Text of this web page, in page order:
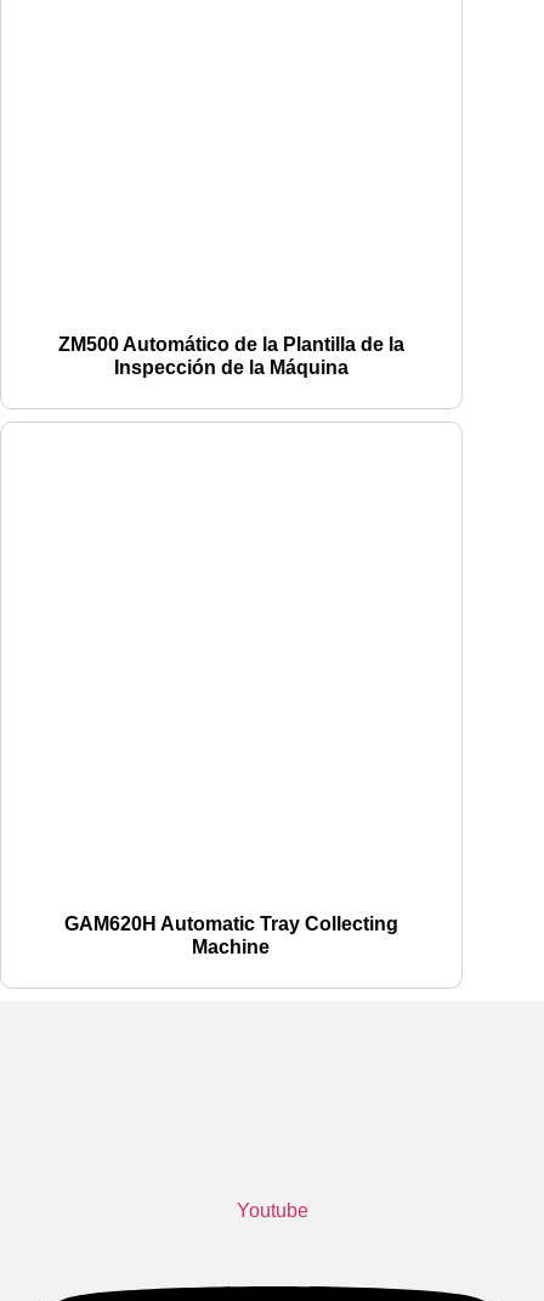
ZM500 Automático de la Plantilla de la
Inspección de la Máquina
GAM620H Automatic Tray Collecting
Machine
Youtube